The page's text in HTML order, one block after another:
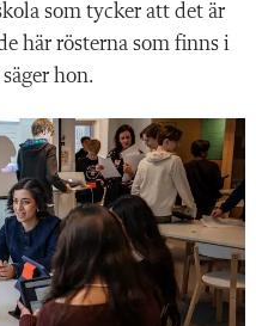
som tycker att det är
här rösterna som finns i
hon.